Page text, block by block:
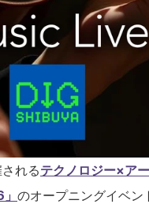
れるテクノロジー×ア
のオープニングイベン